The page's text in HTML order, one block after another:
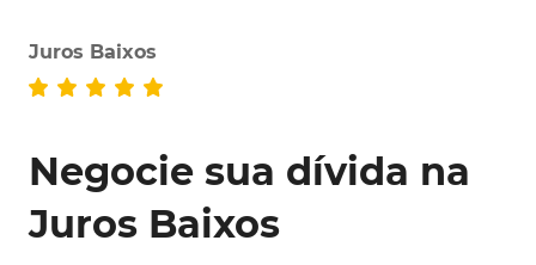
Juros Baixos
Negocie sua dívida na
Juros Baixos